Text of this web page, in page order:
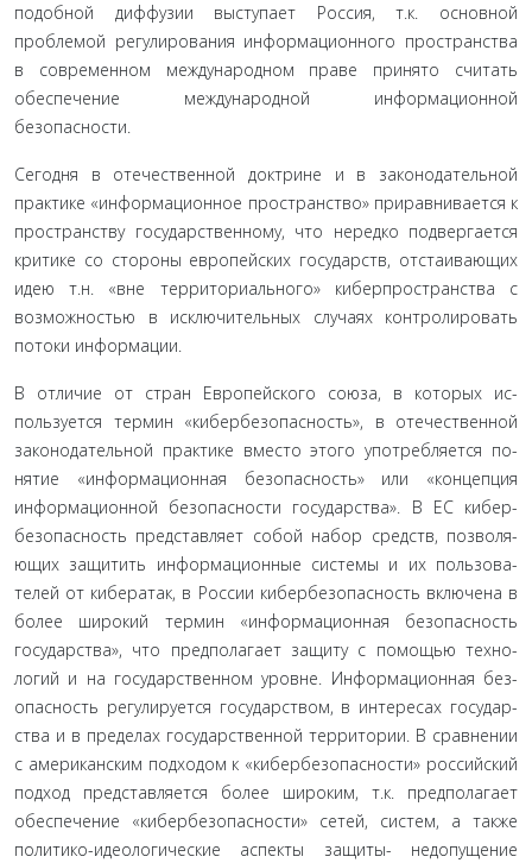
подобной диффузии выступает Россия, т.к. основ­ной
проблемой регулирования информационного про­странства
в современном международном праве принято считать
обеспечение международной информационной
безопасности.
Сегодня в отечественной доктрине и в законодательной
практике «информационное пространство» приравнивает­ся к
пространству государственному, что нередко подверга­ется
критике со стороны европейских государств, отстаива­ющих
идею т.н. «вне территориального» киберпространства с
возможностью в исключительных случаях контролировать
потоки информации.
В отличие от стран Европейского союза, в которых ис­
пользуется термин «кибербезопасность», в отечественной
законодательной практике вместо этого употребляется по­
нятие «информационная безопасность» или «концепция
информационной безопасности государства». В ЕС кибер­
безопасность представляет собой набор средств, позволя­
ющих защитить информационные системы и их пользова­
телей от кибератак, в России кибербезопасность включена в
более широкий термин «информационная безопасность
государства», что предполагает защиту с помощью техно­
логий и на государственном уровне. Информационная без­
опасность регулируется государством, в интересах государ­
ства и в пределах государственной территории. В сравнении
с американским подходом к «кибербезопасности» россий­ский
подход представляется более широким, т.к. предпо­лагает
обеспечение «кибербезопасности» сетей, систем, а также
политико-идеологические аспекты защиты- недопу­щение